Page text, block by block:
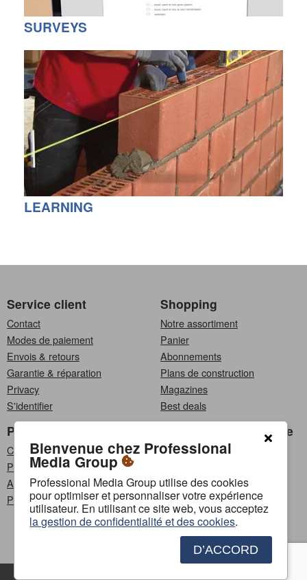
SURVEYS
LEARNING
Service client
Contact
Modes de paiement
Envois & retours
Garantie & réparation
Privacy
S'identifier
Shopping
Notre assortiment
Panier
Abonnements
Plans de construction
Magazines
Best deals
Professionnel
Clients professionnels
Programme d'affiliation
Annoncer
PMG Content Lab
Choisissez une langue
Nederlands
Suivez-nous
Bienvenue chez Professional
Media Group
Professional Media Group utilise des cookies
pour optimiser et personnaliser votre expérience
utilisateur. En utilisant ce site web, vous acceptez
la gestion de confidentialité et des cookies.
D’ACCORD